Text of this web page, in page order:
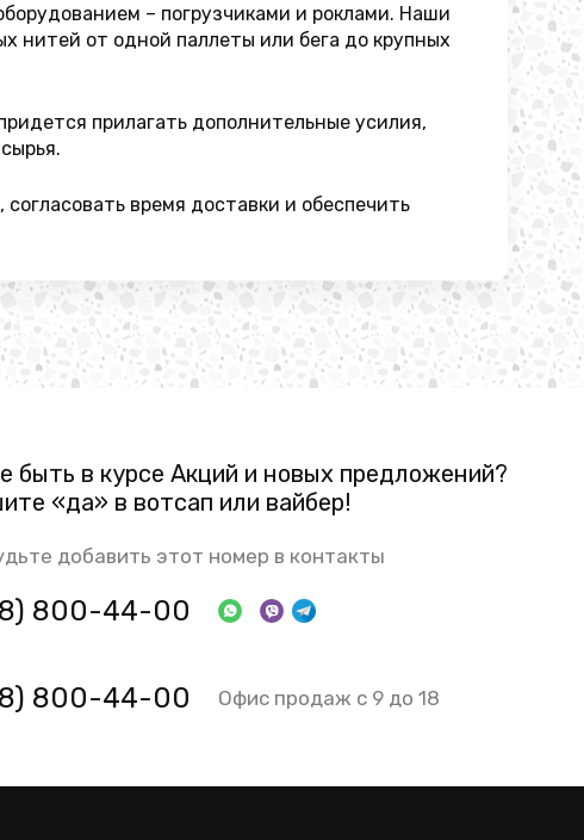
– погрузчиками и роклами. Наши
нитей от одной паллеты или бега до крупных
прилагать дополнительные усилия,
время доставки и обеспечить
быть в курсе Акций и новых предложений?
«да» в вотсап или вайбер!
добавить этот номер в контакты
800-44-00
800-44-00 Офис продаж с 9 до 18